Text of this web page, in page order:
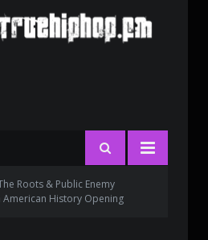
Roots & Public Enemy
History Opening